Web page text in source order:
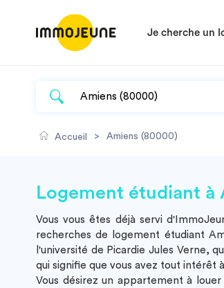
Je cherche un
Accueil > Amiens (80000)
Logement étudiant à
Vous vous êtes déjà servi
recherches de logement étudiant
l'université de Picardie Jules Verne,
qui signifie que vous avez tout intérêt
Vous désirez un appartement à